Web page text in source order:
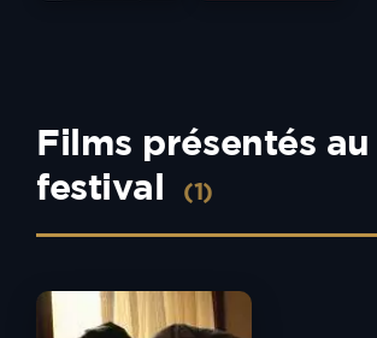
Films présentés au
festival
(1)